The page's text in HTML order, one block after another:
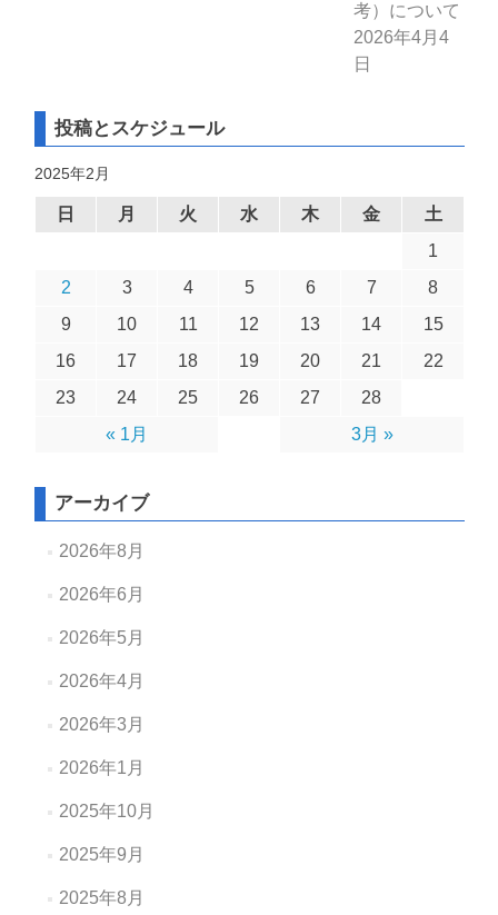
考）について
2026年4月4
日
投稿とスケジュール
2025年2月
日 月 火 水 木 金 土
« 1月 3月 »
1
2
3 4 5 6 7
8
9
10 11 12 13 14
15
16
17 18 19 20 21
22
23
24 25 26 27 28
アーカイブ
2026年8月
2026年6月
2026年5月
2026年4月
2026年3月
2026年1月
2025年10月
2025年9月
2025年8月